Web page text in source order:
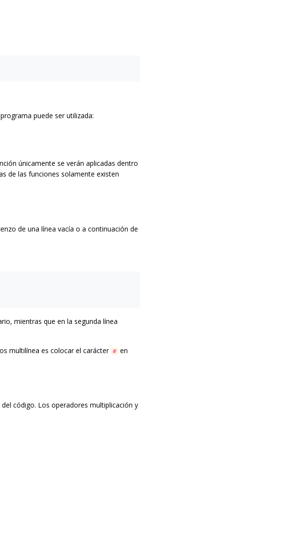
puede ser utilizada:
únicamente se verán aplicadas dentro
de las funciones solamente existen
de una línea vacía o a continuación de
mientras que en la segunda línea
multilínea es colocar el carácter # en
código. Los operadores multiplicación y